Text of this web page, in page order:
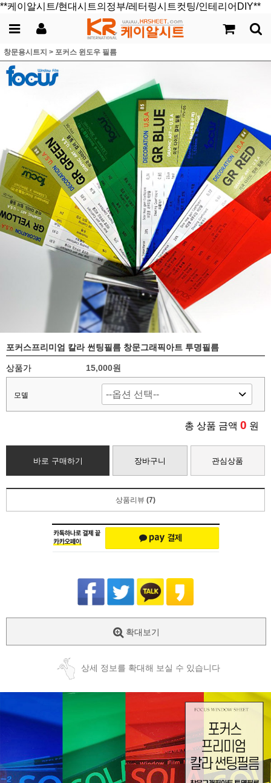
**케이알시트/현대시트의정부/레터링시트컷팅/인테리어DIY**
창문용시트지 > 포커스 윈도우 필름
포커스프리미엄 칼라 썬팅필름 창문그래픽아트 투명필름
상품가 15,000원
모델
총 상품 금액 0 원
바로 구매하기 장바구니 관심상품
상품리뷰 (7)
확대보기
상세 정보를 확대해 보실 수 있습니다